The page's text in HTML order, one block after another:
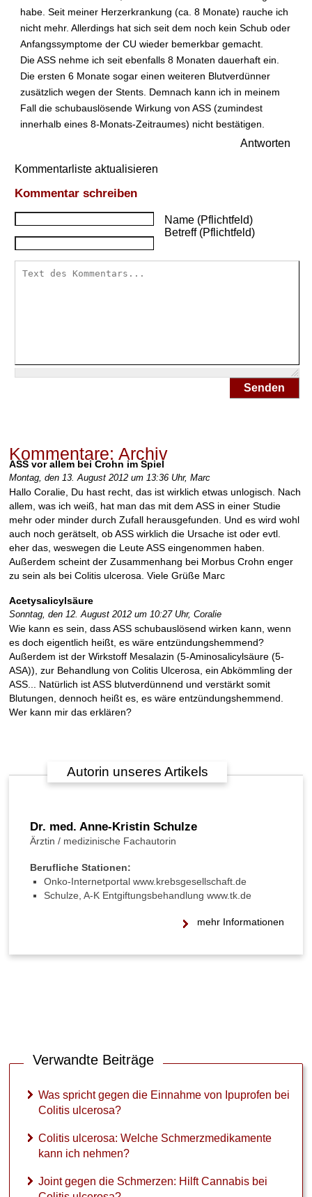
habe. Seit meiner Herzerkrankung (ca. 8 Monate) rauche ich
nicht mehr. Allerdings hat sich seit dem noch kein Schub oder
Anfangssymptome der CU wieder bemerkbar gemacht.
Die ASS nehme ich seit ebenfalls 8 Monaten dauerhaft ein.
Die ersten 6 Monate sogar einen weiteren Blutverdünner
zusätzlich wegen der Stents. Demnach kann ich in meinem
Fall die schubauslösende Wirkung von ASS (zumindest
innerhalb eines 8-Monats-Zeitraumes) nicht bestätigen.
Antworten
Kommentarliste aktualisieren
Kommentar schreiben
Name (Pflichtfeld)
Betreff (Pflichtfeld)
Senden
Kommentare: Archiv
ASS vor allem bei Crohn im Spiel
Montag, den 13. August 2012 um 13:36 Uhr, Marc
Hallo Coralie, Du hast recht, das ist wirklich etwas unlogisch. Nach
allem, was ich weiß, hat man das mit dem ASS in einer Studie
mehr oder minder durch Zufall herausgefunden. Und es wird wohl
auch noch gerätselt, ob ASS wirklich die Ursache ist oder evtl.
eher das, weswegen die Leute ASS eingenommen haben.
Außerdem scheint der Zusammenhang bei Morbus Crohn enger
zu sein als bei Colitis ulcerosa. Viele Grüße Marc
Acetysalicylsäure
Sonntag, den 12. August 2012 um 10:27 Uhr, Coralie
Wie kann es sein, dass ASS schubauslösend wirken kann, wenn
es doch eigentlich heißt, es wäre entzündungshemmend?
Außerdem ist der Wirkstoff Mesalazin (5-Aminosalicylsäure (5-
ASA)), zur Behandlung von Colitis Ulcerosa, ein Abkömmling der
ASS... Natürlich ist ASS blutverdünnend und verstärkt somit
Blutungen, dennoch heißt es, es wäre entzündungshemmend.
Wer kann mir das erklären?
Autorin unseres Artikels
Dr. med. Anne-Kristin Schulze
Ärztin / medizinische Fachautorin
Berufliche Stationen:
Onko-Internetportal www.krebsgesellschaft.de
Schulze, A-K Entgif­tungs­be­hand­lung www.tk.de
mehr Informationen
Verwandte Beiträge
Was spricht gegen die Einnahme von Ipuprofen bei
Colitis ulcerosa?
Colitis ulcerosa: Welche Schmerzmedikamente
kann ich nehmen?
Joint gegen die Schmerzen: Hilft Cannabis bei
e
v
o
n
u
p
r
e
b
e
i
C
o
c
e
C
o
l
i
t
s
u
c
e
r
o
s
a
:
W
e
S
m
e
z
m
e
n
c
h
e
h
e